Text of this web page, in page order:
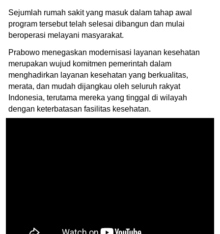
Sejumlah rumah sakit yang masuk dalam tahap awal
program tersebut telah selesai dibangun dan mulai
beroperasi melayani masyarakat.
Prabowo menegaskan modernisasi layanan kesehatan
merupakan wujud komitmen pemerintah dalam
menghadirkan layanan kesehatan yang berkualitas,
merata, dan mudah dijangkau oleh seluruh rakyat
Indonesia, terutama mereka yang tinggal di wilayah
dengan keterbatasan fasilitas kesehatan.